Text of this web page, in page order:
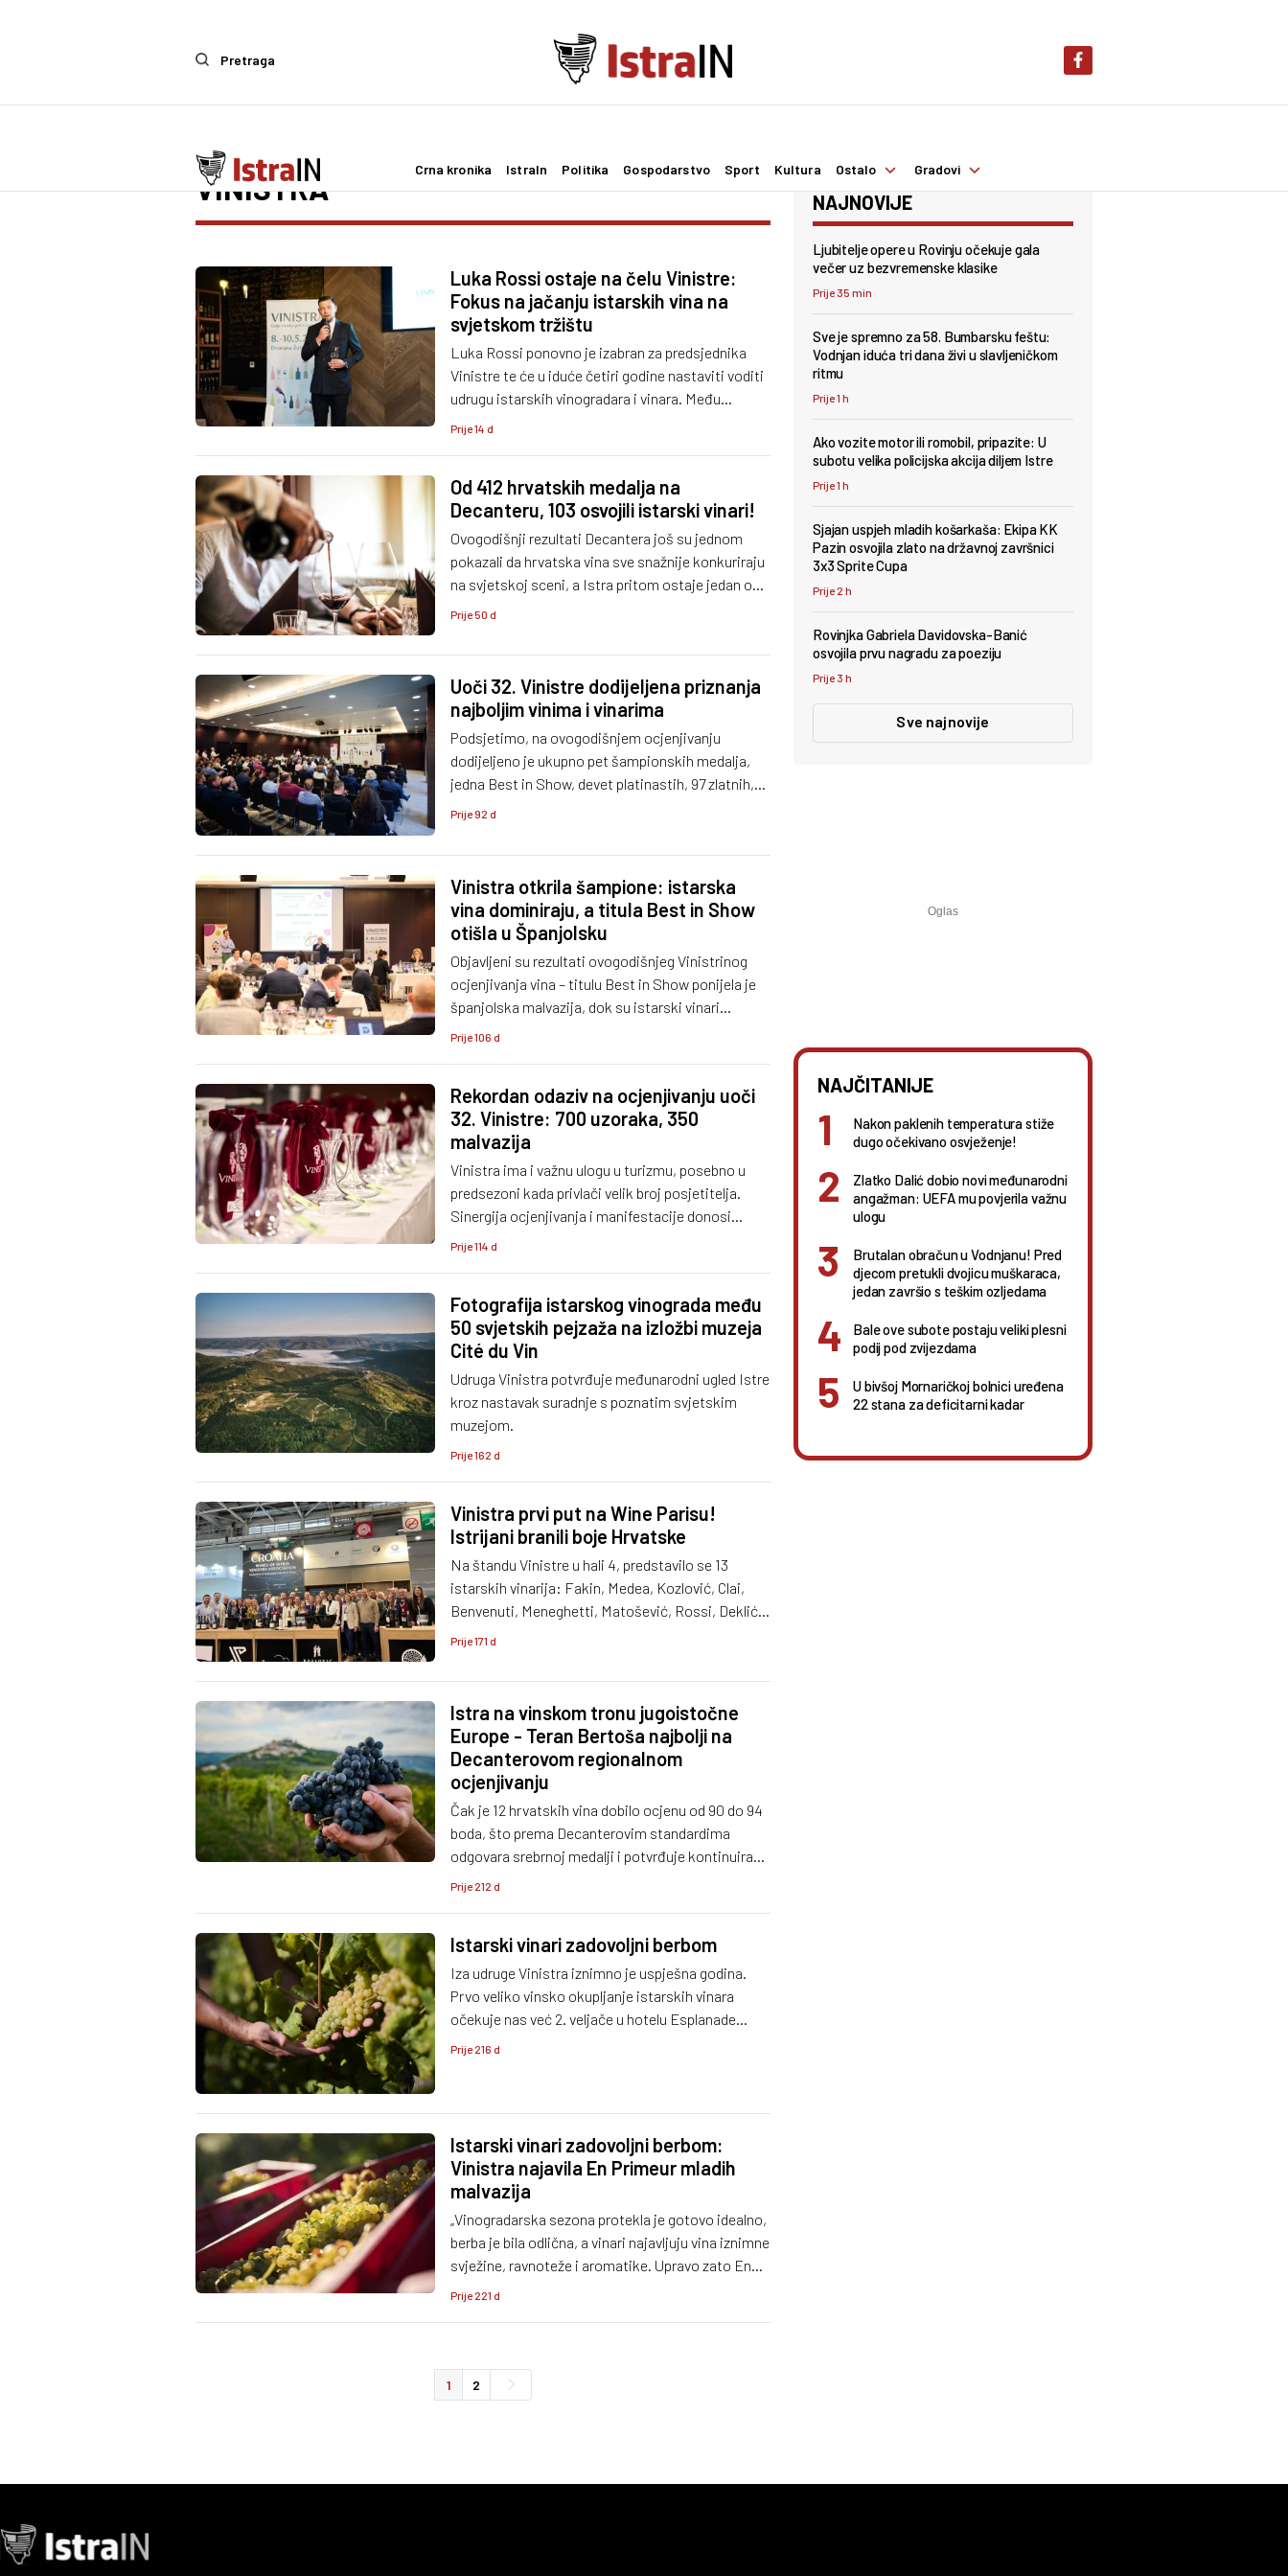
Pretraga
Crna kronika IstraIn Politika Gospodarstvo Sport Kultura Ostalo Gradovi
VINISTRA
Luka Rossi ostaje na čelu Vinistre:
Fokus na jačanju istarskih vina na
svjetskom tržištu
Luka Rossi ponovno je izabran za predsjednika
Vinistre te će u iduće četiri godine nastaviti voditi
udrugu istarskih vinogradara i vinara. Među
glavnim ciljevima novog mandata istaknuo je
Prije 14 d
Od 412 hrvatskih medalja na
Decanteru, 103 osvojili istarski vinari!
Ovogodišnji rezultati Decantera još su jednom
pokazali da hrvatska vina sve snažnije konkuriraju
na svjetskoj sceni, a Istra pritom ostaje jedan od
najvažnijih nositelja domaće vinske izvrsnosti.
Prije 50 d
Uoči 32. Vinistre dodijeljena priznanja
najboljim vinima i vinarima
Podsjetimo, na ovogodišnjem ocjenjivanju
dodijeljeno je ukupno pet šampionskih medalja,
jedna Best in Show, devet platinastih, 97 zlatnih,
385 srebrnih i 104 brončane medalje.
Prije 92 d
Vinistra otkrila šampione: istarska
vina dominiraju, a titula Best in Show
otišla u Španjolsku
Objavljeni su rezultati ovogodišnjeg Vinistrinog
ocjenjivanja vina – titulu Best in Show ponijela je
španjolska malvazija, dok su istarski vinari
dominirali u ključnim kategorijama.
Prije 106 d
Rekordan odaziv na ocjenjivanju uoči
32. Vinistre: 700 uzoraka, 350
malvazija
Vinistra ima i važnu ulogu u turizmu, posebno u
predsezoni kada privlači velik broj posjetitelja.
Sinergija ocjenjivanja i manifestacije donosi
konkretne rezultate i u promociji i u turističkom
Prije 114 d
Fotografija istarskog vinograda među
50 svjetskih pejzaža na izložbi muzeja
Cité du Vin
Udruga Vinistra potvrđuje međunarodni ugled Istre
kroz nastavak suradnje s poznatim svjetskim
muzejom.
Prije 162 d
Vinistra prvi put na Wine Parisu!
Istrijani branili boje Hrvatske
Na štandu Vinistre u hali 4, predstavilo se 13
istarskih vinarija: Fakin, Medea, Kozlović, Clai,
Benvenuti, Meneghetti, Matošević, Rossi, Deklić,
Pervino, Festigia, Damjanić i Kabola.
Prije 171 d
Istra na vinskom tronu jugoistočne
Europe - Teran Bertoša najbolji na
Decanterovom regionalnom
ocjenjivanju
Čak je 12 hrvatskih vina dobilo ocjenu od 90 do 94
boda, što prema Decanterovim standardima
odgovara srebrnoj medalji i potvrđuje kontinuirano
visoku razinu kvalitete domaće vinske produkcije.
Prije 212 d
Istarski vinari zadovoljni berbom
Iza udruge Vinistra iznimno je uspješna godina.
Prvo veliko vinsko okupljanje istarskih vinara
očekuje nas već 2. veljače u hotelu Esplanade
Zagreb
Prije 216 d
Istarski vinari zadovoljni berbom:
Vinistra najavila En Primeur mladih
malvazija
„Vinogradarska sezona protekla je gotovo idealno,
berba je bila odlična, a vinari najavljuju vina iznimne
svježine, ravnoteže i aromatike. Upravo zato En
Primeur 2026. nosi dodatnu težinu.
Prije 221 d
1 2
NAJNOVIJE
Ljubitelje opere u Rovinju očekuje gala
večer uz bezvremenske klasike
Prije 35 min
Sve je spremno za 58. Bumbarsku feštu:
Vodnjan iduća tri dana živi u slavljeničkom
ritmu
Prije 1 h
Ako vozite motor ili romobil, pripazite: U
subotu velika policijska akcija diljem Istre
Prije 1 h
Sjajan uspjeh mladih košarkaša: Ekipa KK
Pazin osvojila zlato na državnoj završnici
3x3 Sprite Cupa
Prije 2 h
Rovinjka Gabriela Davidovska-Banić
osvojila prvu nagradu za poeziju
Prije 3 h
Sve najnovije
NAJČITANIJE
Nakon paklenih temperatura stiže
dugo očekivano osvježenje!
Zlatko Dalić dobio novi međunarodni
angažman: UEFA mu povjerila važnu
ulogu
Brutalan obračun u Vodnjanu! Pred
djecom pretukli dvojicu muškaraca,
jedan završio s teškim ozljedama
Bale ove subote postaju veliki plesni
podij pod zvijezdama
U bivšoj Mornaričkoj bolnici uređena
22 stana za deficitarni kadar